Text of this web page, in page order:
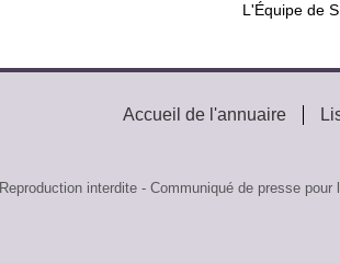
L'Équipe de
Accueil de l'annuaire
Reproduction interdite - Communiqué de presse